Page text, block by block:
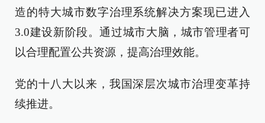
造的特大城市数字治理系统解决方案现已进入
3.0建设新阶段。通过城市大脑，城市管理者可
以合理配置公共资源，提高治理效能。
党的十八大以来，我国深层次城市治理变革持
续推进。